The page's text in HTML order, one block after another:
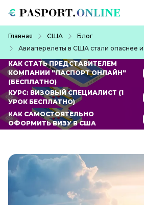
Главная США
Блог
Авиаперелеты в США стали опаснее
КАК СТАТЬ ПРЕДСТАВИТЕЛЕМ
КОМПАНИИ "ПАСПОРТ ОНЛАЙН"
(БЕСПЛАТНО)
КУРС: ВИЗОВЫЙ СПЕЦИАЛИСТ (1
УРОК БЕСПЛАТНО)
КАК САМОСТОЯТЕЛЬНО
ОФОРМИТЬ ВИЗУ В США